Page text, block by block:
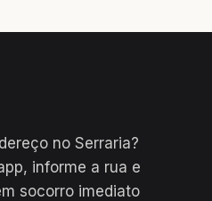
no Serraria?
informe a rua e
socorro imediato